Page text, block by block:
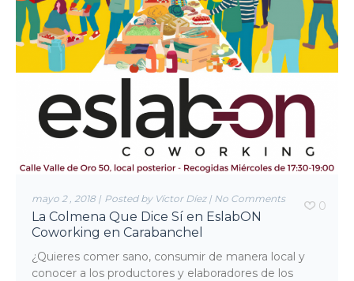
mayo 2 , 2018| Posted by Víctor Díez| No Comments
La Colmena Que Dice Sí en EslabON
Coworking en Carabanchel
¿Quieres comer sano, consumir de manera local y
conocer a los productores y elaboradores de los
0